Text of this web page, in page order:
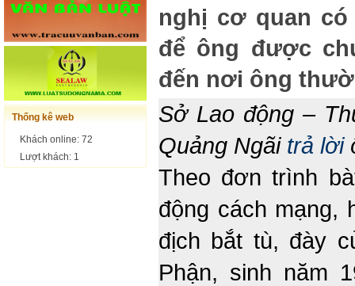
Thống kê web
Khách online: 72
Lượt khách: 1
nghị cơ quan có
để ông được
đến nơi ông
Sở Lao động –
Quảng Ngãi trả lời
Theo đơn trình
động cách mạng,
địch bắt tù, đày
Phận, sinh năm